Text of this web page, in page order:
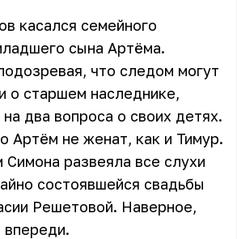
касался семейного
сына Артёма.
что следом могут
о старшем наследнике,
два вопроса о своих детях.
Артём не женат, как и Тимур.
Симона развеяла все слухи
состоявшейся свадьбы
Решетовой. Наверное,